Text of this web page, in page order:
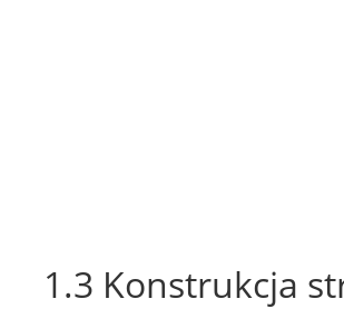
1.3 Konstrukcja